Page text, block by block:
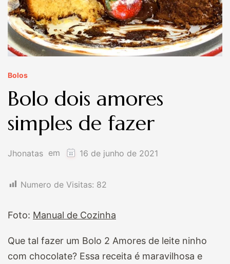
Bolos
Bolo dois amores
simples de fazer
Jhonatas em 16 de junho de 2021
Numero de Visitas: 82
Foto: Manual de Cozinha
Que tal fazer um Bolo 2 Amores de leite ninho
com chocolate? Essa receita é maravilhosa e